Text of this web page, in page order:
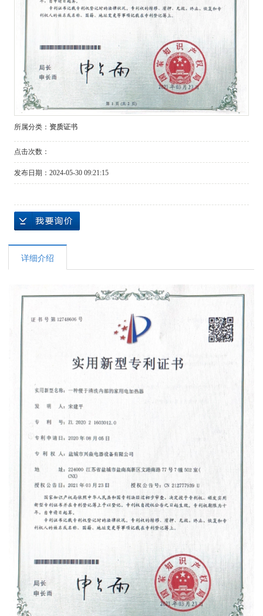
所属分类： 资质证书
点击次数：
发布日期： 2024-05-30 09:21:15
详细介绍